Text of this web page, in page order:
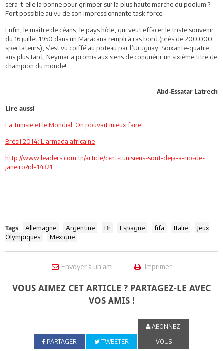
sera-t-elle la bonne pour grimper sur la plus haute marche du podium ?
Fort possible au vu de son impressionnante task force.
Enfin, le maître de céans, le pays hôte, qui veut effacer le triste souvenir
du 16 juillet 1950 dans un Maracana rempli à ras bord (près de 200 000
spectateurs), s’est vu coiffé au poteau par l’Uruguay. Soixante-quatre
ans plus tard, Neymar a promis aux siens de conquérir un sixième titre de
champion du monde!
Abd-Essatar Latrech
Lire aussi
La Tunisie et le Mondial: On pouvait mieux faire!
Brésil 2014: L'armada africaine
http://www.leaders.com.tn/article/cent-tunisiens-sont-deja-a-rio-de-
janeiro?id=14321
Tags : Allemagne Argentine Br Espagne fifa Italie
Jeux
Olympiques
Mexique
Envoyer à un ami Imprimer
VOUS AIMEZ CET ARTICLE ? PARTAGEZ-LE AVEC
VOS AMIS !
PARTAGER TWEETER
ABONNEZ-
VOUS